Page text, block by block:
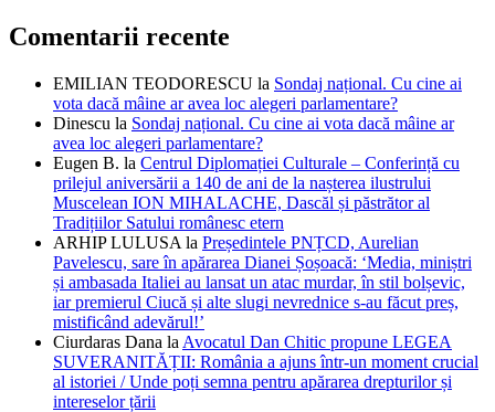
Comentarii recente
EMILIAN TEODORESCU la Sondaj național. Cu cine ai
vota dacă mâine ar avea loc alegeri parlamentare?
Dinescu la Sondaj național. Cu cine ai vota dacă mâine ar
avea loc alegeri parlamentare?
Eugen B. la Centrul Diplomației Culturale – Conferință cu
prilejul aniversării a 140 de ani de la nașterea ilustrului
Muscelean ION MIHALACHE, Dascăl și păstrător al
Tradițiilor Satului românesc etern
ARHIP LULUSA la Președintele PNȚCD, Aurelian
Pavelescu, sare în apărarea Dianei Șoșoacă: ‘Media, miniștri
și ambasada Italiei au lansat un atac murdar, în stil bolșevic,
iar premierul Ciucă și alte slugi nevrednice s-au făcut preș,
mistificând adevărul!’
Ciurdaras Dana la Avocatul Dan Chitic propune LEGEA
SUVERANITĂȚII: România a ajuns într-un moment crucial
al istoriei / Unde poți semna pentru apărarea drepturilor și
intereselor țării